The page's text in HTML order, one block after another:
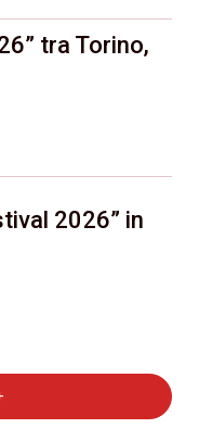
tra Torino,
2026” in